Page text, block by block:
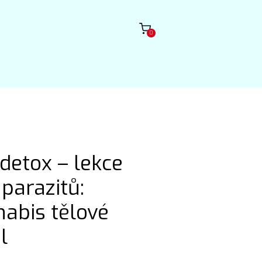
0
– lekce
tělové